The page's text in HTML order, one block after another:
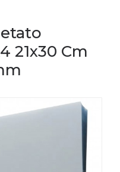
21x30 Cm